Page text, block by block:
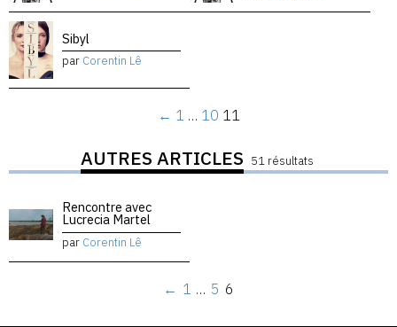
Sibyl
par Corentin Lê
← 1 … 10 11
AUTRES ARTICLES 51 résultats
Rencontre avec
Lucrecia Martel
par Corentin Lê
← 1 … 5 6